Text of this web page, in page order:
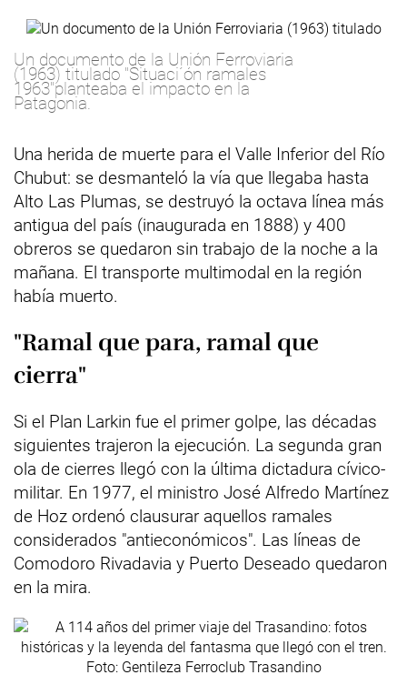
Un documento de la Unión Ferroviaria
(1963) titulado "Situaci´ón ramales
1963"planteaba el impacto en la
Patagonia.
Una herida de muerte para el Valle Inferior del Río
Chubut: se desmanteló la vía que llegaba hasta
Alto Las Plumas, se destruyó la octava línea más
antigua del país (inaugurada en 1888) y 400
obreros se quedaron sin trabajo de la noche a la
mañana. El transporte multimodal en la región
había muerto.
"Ramal que para, ramal que
cierra"
Si el Plan Larkin fue el primer golpe, las décadas
siguientes trajeron la ejecución. La segunda gran
ola de cierres llegó con la última dictadura cívico-
militar. En 1977, el ministro José Alfredo Martínez
de Hoz ordenó clausurar aquellos ramales
considerados "antieconómicos". Las líneas de
Comodoro Rivadavia y Puerto Deseado quedaron
en la mira.